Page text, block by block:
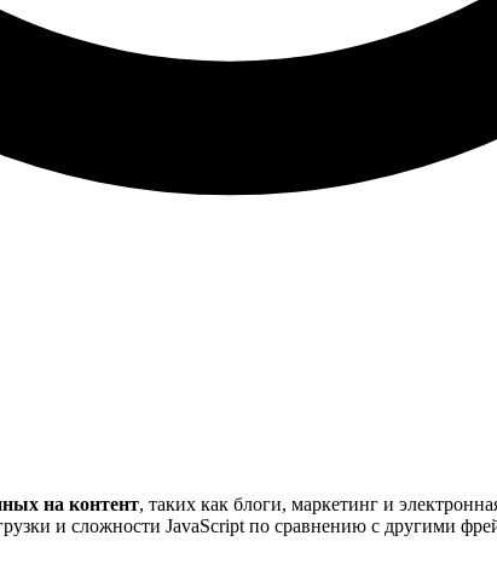
на контент, таких как блоги, маркетинг и
и сложности JavaScript по сравнению с другими